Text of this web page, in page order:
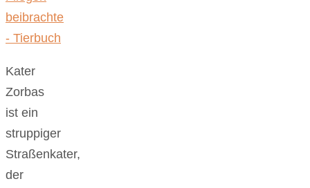
Kater
Zorbas
ist ein
struppiger
Straßenkater,
der